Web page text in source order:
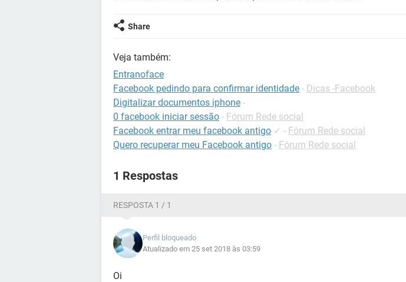
Share
Veja também:
Entranoface
Facebook pedindo para confirmar identidade - Dicas -Facebook
Digitalizar documentos iphone -
0 facebook iniciar sessão - Fórum Rede social
Facebook entrar meu facebook antigo ✓ - Fórum Rede social
Quero recuperar meu Facebook antigo - Fórum Rede social
1 Respostas
RESPOSTA 1 / 1
Perfil bloqueado
Atualizado em 25 set 2018 às 03:59
Oi